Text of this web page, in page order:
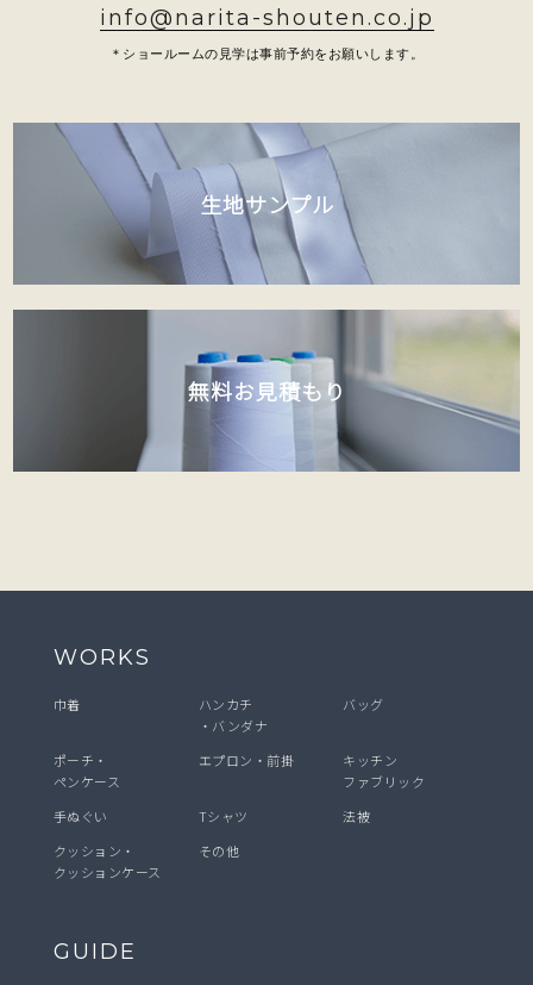
info@narita-shouten.co.jp
＊ショールームの見学は事前予約をお願いします。
生地サンプル
無料お見積もり
WORKS
巾着
ハンカチ
・バンダナ
バッグ
ポーチ・
ペンケース
エプロン・前掛
キッチン
ファブリック
手ぬぐい
Tシャツ
法被
クッション・
クッションケース
その他
GUIDE